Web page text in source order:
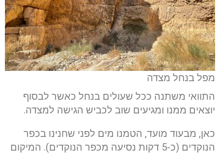
מפל בנחל מצדה
התוואי משתנה ככל שעולים בנחל כאשר לבסוף
יוצאים ממנו ומגיעים שוב לכביש הגישה למצדה.
כאן, מבעוד מועד, הטמנו מים לפני שחנינו בכפר
הנוקדים (כ-5 דקות נסיעה מכפר הנוקדים). המיקום